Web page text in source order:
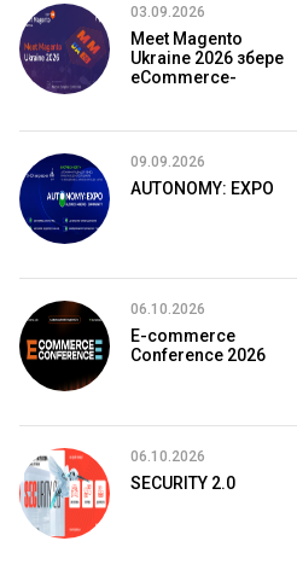
03.09.2026
Meet Magento
Ukraine 2026 збере
eCommerce-
09.09.2026
AUTONOMY: EXPO
06.10.2026
E-commerce
Conference 2026
06.10.2026
SECURITY 2.0